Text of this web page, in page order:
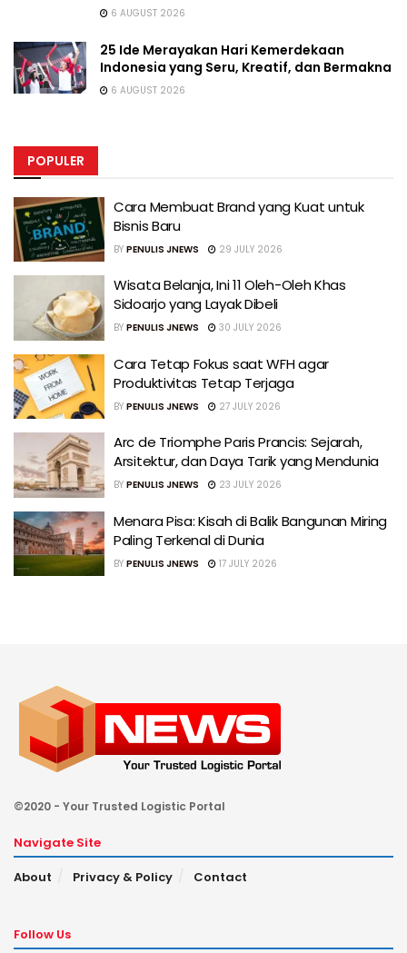
6 AUGUST 2026
25 Ide Merayakan Hari Kemerdekaan
Indonesia yang Seru, Kreatif, dan Bermakna
6 AUGUST 2026
POPULER
Cara Membuat Brand yang Kuat untuk
Bisnis Baru
BY PENULIS JNEWS 29 JULY 2026
Wisata Belanja, Ini 11 Oleh-Oleh Khas
Sidoarjo yang Layak Dibeli
BY PENULIS JNEWS 30 JULY 2026
Cara Tetap Fokus saat WFH agar
Produktivitas Tetap Terjaga
BY PENULIS JNEWS 27 JULY 2026
Arc de Triomphe Paris Prancis: Sejarah,
Arsitektur, dan Daya Tarik yang Mendunia
BY PENULIS JNEWS 23 JULY 2026
Menara Pisa: Kisah di Balik Bangunan Miring
Paling Terkenal di Dunia
BY PENULIS JNEWS 17 JULY 2026
©2020 - Your Trusted Logistic Portal
Navigate Site
About
Privacy & Policy Contact
Follow Us